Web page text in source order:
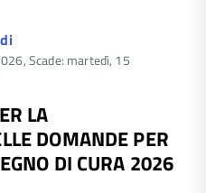
Scade: martedì, 15
LA
DOMANDE PER
DI CURA 2026